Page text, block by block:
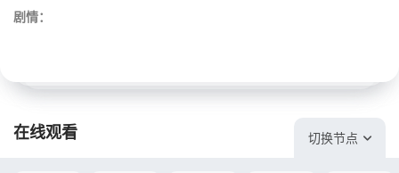
剧情：
在线观看 切换节点